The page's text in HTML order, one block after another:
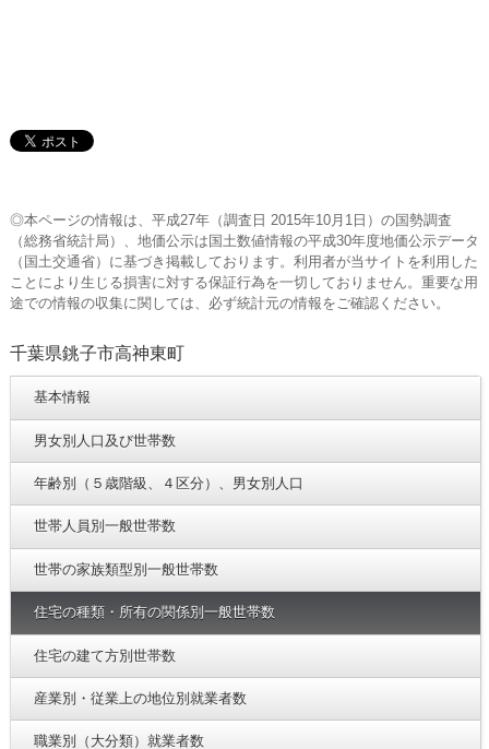
◎本ページの情報は、平成27年（調査日 2015年10月1日）の国勢調査
（総務省統計局）、地価公示は国土数値情報の平成30年度地価公示データ
（国土交通省）に基づき掲載しております。利用者が当サイトを利用した
ことにより生じる損害に対する保証行為を一切しておりません。重要な用
途での情報の収集に関しては、必ず統計元の情報をご確認ください。
千葉県銚子市高神東町
基本情報
男女別人口及び世帯数
年齢別（５歳階級、４区分）、男女別人口
世帯人員別一般世帯数
世帯の家族類型別一般世帯数
住宅の種類・所有の関係別一般世帯数
住宅の建て方別世帯数
産業別・従業上の地位別就業者数
職業別（大分類）就業者数